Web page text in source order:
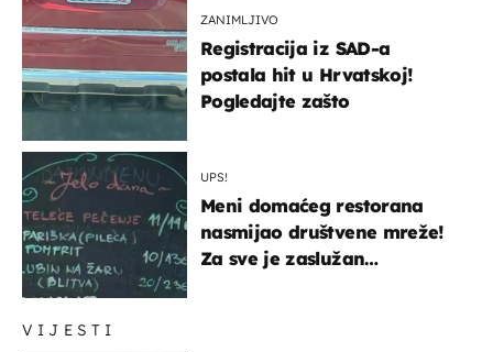
VIJESTI
ZANIMLJIVO
Registracija iz SAD-a
postala hit u Hrvatskoj!
Pogledajte zašto
UPS!
Meni domaćeg restorana
nasmijao društvene mreže!
Za sve je zaslužan